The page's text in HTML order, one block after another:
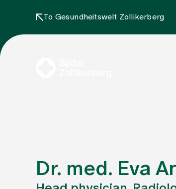
To Gesundheitswelt Zollikerberg
Dr. med. Eva